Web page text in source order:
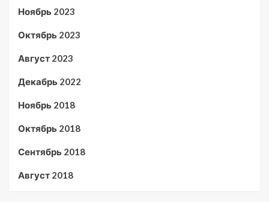
Ноябрь 2023
Октябрь 2023
Август 2023
Декабрь 2022
Ноябрь 2018
Октябрь 2018
Сентябрь 2018
Август 2018